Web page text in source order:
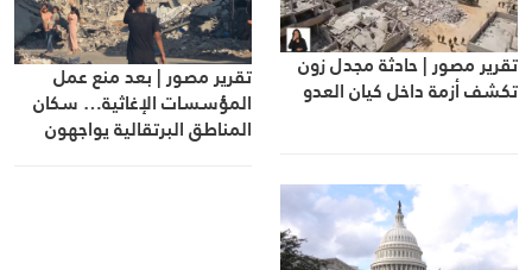
تقرير مصور | حادثة مجدل زون
تكشف أزمة داخل كيان العدو تقرير مصور | بعد منع عمل
المؤسسات الإغاثية… سكان
المناطق البرتقالية يواجهون